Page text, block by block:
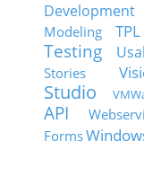
Development
Modeling
TPL
Testing
Stories
Studio
API
Forms